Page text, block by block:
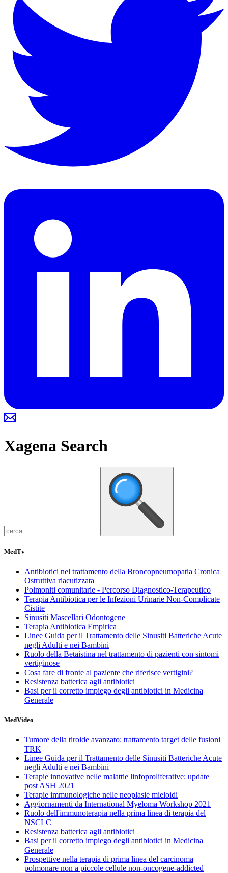
Xagena Search
MedTv
Antibiotici nel trattamento della Broncopneumopatia Cronica
Ostruttiva riacutizzata
Polmoniti comunitarie - Percorso Diagnostico-Terapeutico
Terapia Antibiotica per le Infezioni Urinarie Non-Complicate
Cistite
Sinusiti Mascellari Odontogene
Terapia Antibiotica Empirica
Linee Guida per il Trattamento delle Sinusiti Batteriche Acute
negli Adulti e nei Bambini
Ruolo della Betaistina nel trattamento di pazienti con sintomi
vertiginose
Cosa fare di fronte al paziente che riferisce vertigini?
Resistenza batterica agli antibiotici
Basi per il corretto impiego degli antibiotici in Medicina
Generale
MedVideo
Tumore della tiroide avanzato: trattamento target delle fusioni
TRK
Linee Guida per il Trattamento delle Sinusiti Batteriche Acute
negli Adulti e nei Bambini
Terapie innovative nelle malattie linfoproliferative: update
post ASH 2021
Terapie immunologiche nelle neoplasie mieloidi
Aggiornamenti da International Myeloma Workshop 2021
Ruolo dell'immunoterapia nella prima linea di terapia del
NSCLC
Resistenza batterica agli antibiotici
Basi per il corretto impiego degli antibiotici in Medicina
Generale
Prospettive nella terapia di prima linea del carcinoma
polmonare non a piccole cellule non-oncogene-addicted